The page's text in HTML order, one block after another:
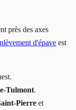
près des axes
d'épave est
Tulmont.
Pierre et